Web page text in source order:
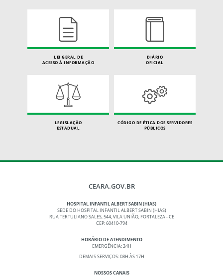
LEI GERAL DE
ACESSO À INFORMAÇÃO
DIÁRIO
OFICIAL
LEGISLAÇÃO
ESTADUAL
CÓDIGO DE ÉTICA DOS SERVIDORES
PÚBLICOS
CEARA.GOV.BR
HOSPITAL INFANTIL ALBERT SABIN (HIAS)
SEDE DO HOSPITAL INFANTIL ALBERT SABIN (HIAS)
RUA TERTULIANO SALES, 544, VILA UNIÃO, FORTALEZA - CE
CEP: 60410-794
HORÁRIO DE ATENDIMENTO
EMERGÊNCIA: 24H
DEMAIS SERVIÇOS: 08H ÀS 17H
NOSSOS CANAIS